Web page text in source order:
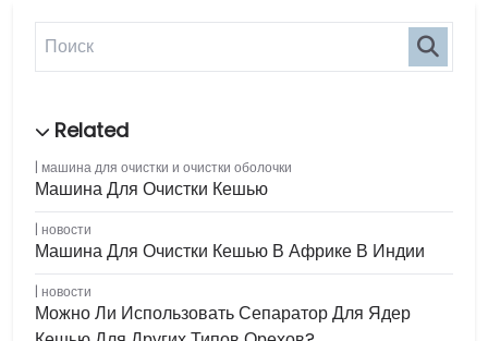
машина для очистки и очистки оболочки
Машина Для Очистки Кешью
новости
Машина Для Очистки Кешью В Африке В Индии
новости
Можно Ли Использовать Сепаратор Для Ядер